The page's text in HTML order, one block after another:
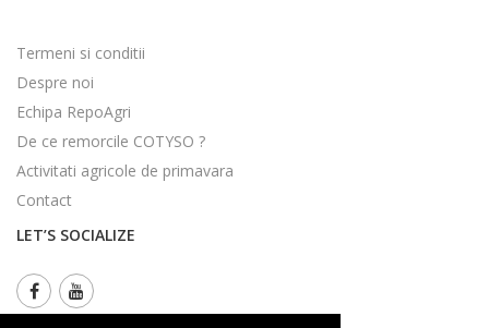
Termeni si conditii
Despre noi
Echipa RepoAgri
De ce remorcile COTYSO ?
Activitati agricole de primavara
Contact
LET’S SOCIALIZE